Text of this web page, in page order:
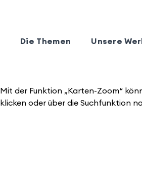
Die Themen Unsere
Mit der Funktion „Karten-Zoom“
klicken oder über die Suchfunktion